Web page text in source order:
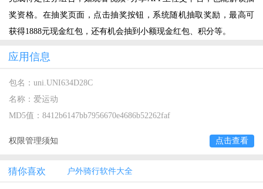
奖资格。在抽奖页面，点击抽奖按钮，系统随机抽取奖励，最高可
获得1888元现金红包，还有机会抽到小额现金红包、积分等。
应用信息
包名： uni.UNI634D28C
名称： 爱运动
MD5值： 8412b6147bb7956670e4686b52262faf
权限管理须知 点击查看
猜你喜欢 户外骑行软件大全